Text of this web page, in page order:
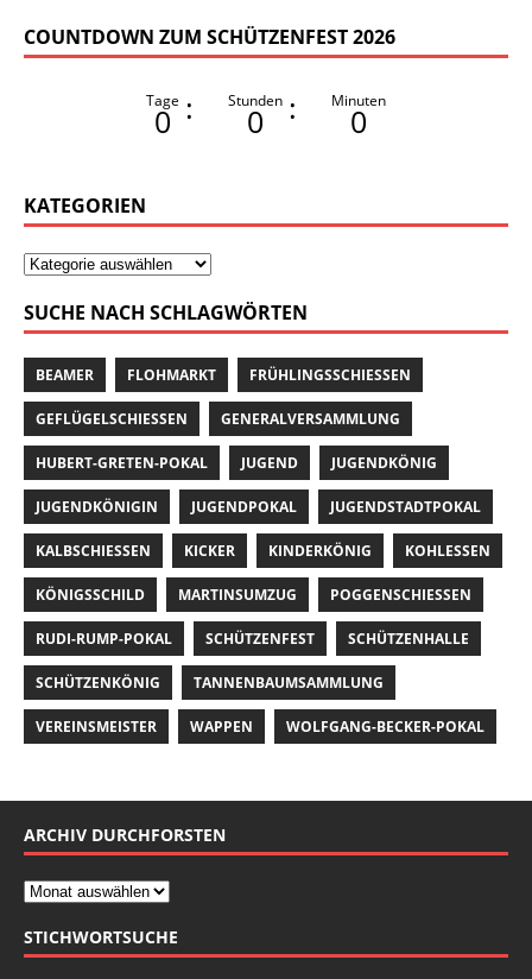
COUNTDOWN ZUM SCHÜTZENFEST 2026
Tage
0 : Stunden
0 : Minuten
0
KATEGORIEN
SUCHE NACH SCHLAGWÖRTEN
BEAMER FLOHMARKT FRÜHLINGSSCHIESSEN
GEFLÜGELSCHIESSEN GENERALVERSAMMLUNG
HUBERT-GRETEN-POKAL JUGEND JUGENDKÖNIG
JUGENDKÖNIGIN JUGENDPOKAL JUGENDSTADTPOKAL
KALBSCHIESSEN KICKER KINDERKÖNIG KOHLESSEN
KÖNIGSSCHILD MARTINSUMZUG POGGENSCHIESSEN
RUDI-RUMP-POKAL SCHÜTZENFEST SCHÜTZENHALLE
SCHÜTZENKÖNIG TANNENBAUMSAMMLUNG
VEREINSMEISTER WAPPEN WOLFGANG-BECKER-POKAL
ARCHIV DURCHFORSTEN
STICHWORTSUCHE